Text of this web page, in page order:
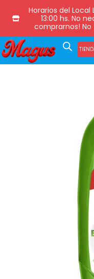
Horarios del Local
13:00 hs. No
comprarnos!